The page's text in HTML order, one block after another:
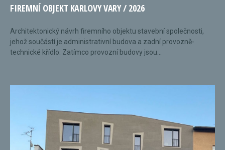
FIREMNÍ OBJEKT KARLOVY VARY / 2026
Architektonický návrh firemního objektu stavební společnosti,
jehož součástí je administrativní budova a zadní provozně-
technické křídlo. Zatímco provozní budovy jsou...